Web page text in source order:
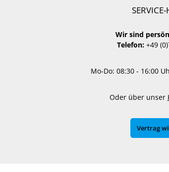
Wir sind
Telefon: +49
Mo-Do: 08:30 - 16:00
Oder über unser
Vertrag